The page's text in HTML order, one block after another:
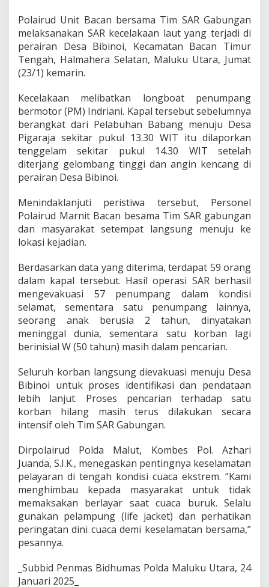
m
T
i
m
G
a
b
u
n
a
n
v
a
k
u
i
K
o
b
a
L
a
a
L
u
t
d
P
r
i
r
a
n
D
a
Polairud Unit Bacan bersama Tim SAR Gabungan
melaksanakan SAR kecelakaan laut yang terjadi di
perairan Desa Bibinoi, Kecamatan Bacan Timur
Tengah, Halmahera Selatan, Maluku Utara, Jumat
(23/1) kemarin.
Kecelakaan melibatkan longboat penumpang
bermotor (PM) Indriani. Kapal tersebut sebelumnya
berangkat dari Pelabuhan Babang menuju Desa
Pigaraja sekitar pukul 13.30 WIT itu dilaporkan
tenggelam sekitar pukul 14.30 WIT setelah
diterjang gelombang tinggi dan angin kencang di
perairan Desa Bibinoi.
Menindaklanjuti peristiwa tersebut, Personel
Polairud Marnit Bacan besama Tim SAR gabungan
dan masyarakat setempat langsung menuju ke
lokasi kejadian.
Berdasarkan data yang diterima, terdapat 59 orang
dalam kapal tersebut. Hasil operasi SAR berhasil
mengevakuasi 57 penumpang dalam kondisi
selamat, sementara satu penumpang lainnya,
seorang anak berusia 2 tahun, dinyatakan
meninggal dunia, sementara satu korban lagi
berinisial W (50 tahun) masih dalam pencarian.
Seluruh korban langsung dievakuasi menuju Desa
Bibinoi untuk proses identifikasi dan pendataan
lebih lanjut. Proses pencarian terhadap satu
korban hilang masih terus dilakukan secara
intensif oleh Tim SAR Gabungan.
Dirpolairud Polda Malut, Kombes Pol. Azhari
Juanda, S.I.K., menegaskan pentingnya keselamatan
pelayaran di tengah kondisi cuaca ekstrem. “Kami
menghimbau kepada masyarakat untuk tidak
memaksakan berlayar saat cuaca buruk. Selalu
gunakan pelampung (life jacket) dan perhatikan
peringatan dini cuaca demi keselamatan bersama,”
pesannya.
_Subbid Penmas Bidhumas Polda Maluku Utara, 24
Januari 2025_